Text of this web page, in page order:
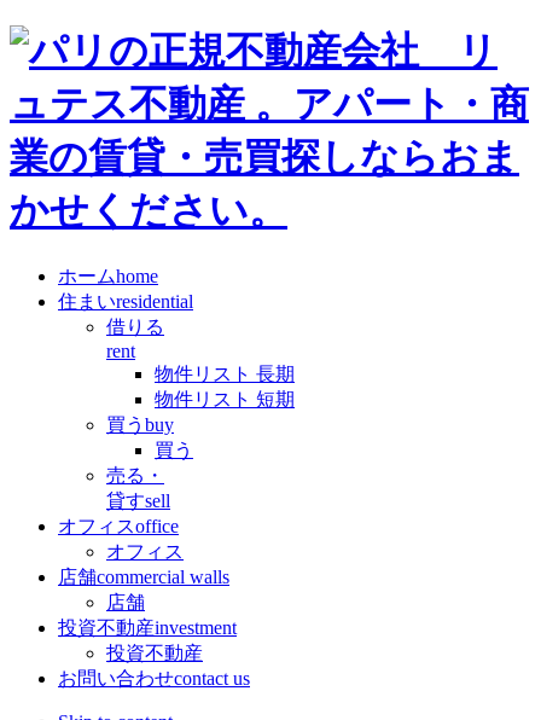
ホームhome
住まいresidential
借りる
rent
物件リスト 長期
物件リスト 短期
買う buy
買う
売る・
貸すsell
オフィスoffice
オフィス
店舗commercial walls
店舗
投資不動産investment
投資不動産
お問い合わせcontact us